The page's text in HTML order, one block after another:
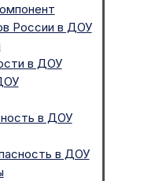
России в ДОУ
в ДОУ
в ДОУ
в ДОУ